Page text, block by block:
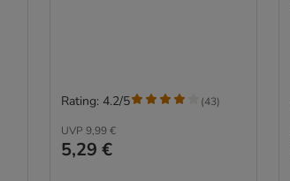
UVP 9,99 €
5,29 €
Rating: 4.2/5 (43)